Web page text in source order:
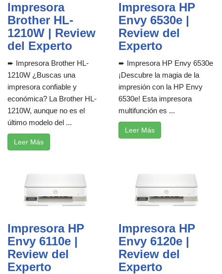
Impresora
Brother HL-
1210W | Review
del Experto
➨ Impresora Brother HL-
1210W ¿Buscas una
impresora confiable y
económica? La Brother HL-
1210W, aunque no es el
último modelo del ...
Leer Más
Impresora HP
Envy 6530e |
Review del
Experto
➨ Impresora HP Envy 6530e
¡Descubre la magia de la
impresión con la HP Envy
6530e! Esta impresora
multifunción es ...
Leer Más
Impresora HP
Envy 6110e |
Review del
Experto
Impresora HP
Envy 6120e |
Review del
Experto